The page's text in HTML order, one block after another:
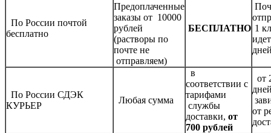
По России почтой
бесплатно
Предоплаченные
заказы от 10000
рублей
(растворы по
почте не
отправляем)
БЕСПЛАТНО 1
По России СДЭК
КУРЬЕР
Любая сумма
в
соответствии с
тарифами
службы
доставки, от
700 рублей
от
от